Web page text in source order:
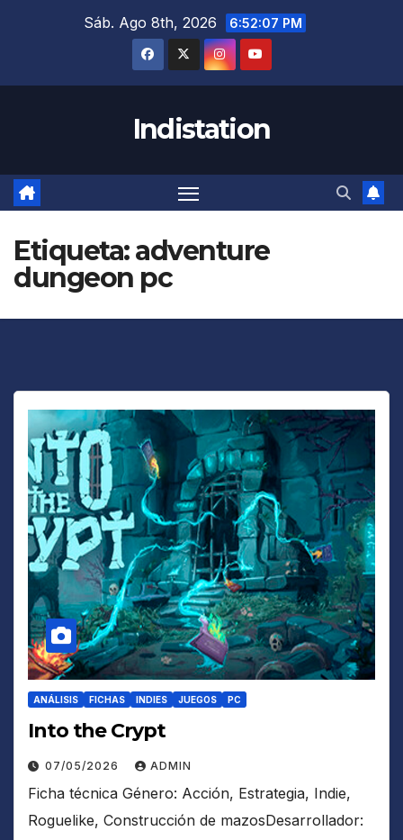
Sáb. Ago 8th, 2026 6:52:07 PM
Indistation
Etiqueta:adventure
dungeon pc
ANÁLISIS FICHAS INDIES JUEGOS PC
Into the Crypt
07/05/2026 ADMIN
Ficha técnica Género: Acción, Estrategia, Indie,
Roguelike, Construcción de mazosDesarrollador: